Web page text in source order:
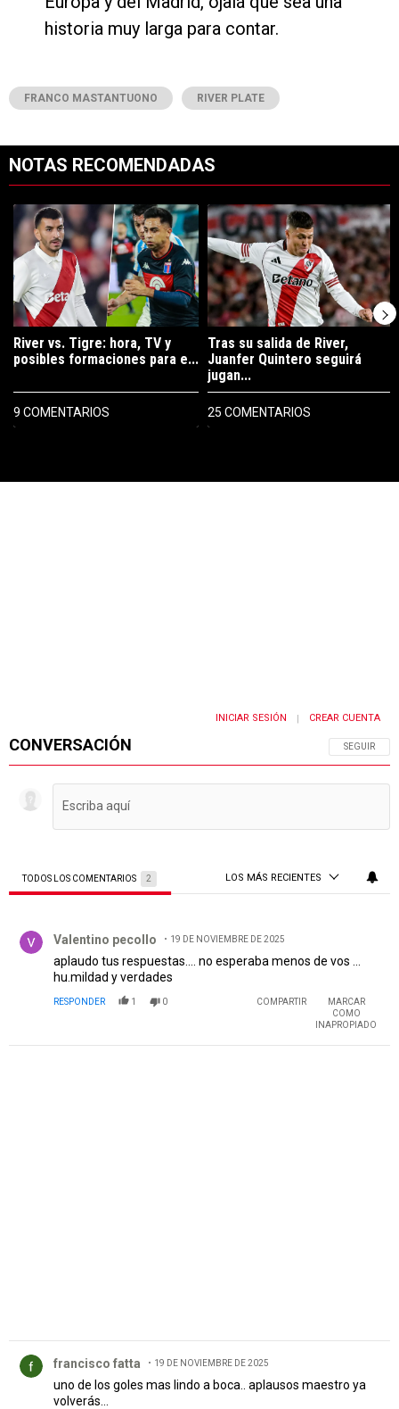
historia muy larga para contar.
FRANCO MASTANTUONO RIVER PLATE
NOTAS RECOMENDADAS
Un artículo de tendencia con el título "River vs. Tigre: hora, TV y
River vs. Tigre: hora, TV y
posibles formaciones para e...
9 COMENTARIOS
Un artículo de tendencia con el
Tras su salida de River,
Juanfer Quintero seguirá
jugan...
25 COMENTARIOS
CONVERSACIÓN SIGA ESTA
SEGUIR
INICIAR SESIÓN CREAR CUENTA
TODOS LOS COMENTARIOS 2 LOS MÁS RECIENTES
Valentino pecollo 19 DE NOVIEMBRE DE 2025
aplaudo tus respuestas.... no esperaba menos de vos ...
hu.mildad y verdades
RESPONDER 1 0 COMPARTIR
MARCAR
COMO
INAPROPIADO
francisco fatta 19 DE NOVIEMBRE DE 2025
uno de los goles mas lindo a boca.. aplausos maestro ya
volverás...